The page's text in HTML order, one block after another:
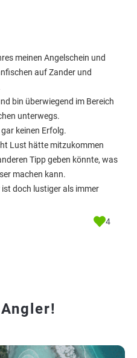
meinen Angelschein und
auf Zander und
bin überwiegend im Bereich
unterwegs.
keinen Erfolg.
Lust hätte mitzukommen
Tipp geben könnte, was
machen kann.
ist doch lustiger als immer
4